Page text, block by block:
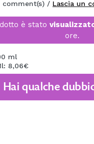
comment(s) / Lascia un
è stato
ore.
ml
8,06€
Hai qualche